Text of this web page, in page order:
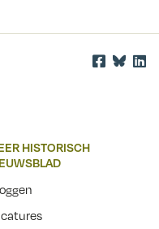
HISTORISCH